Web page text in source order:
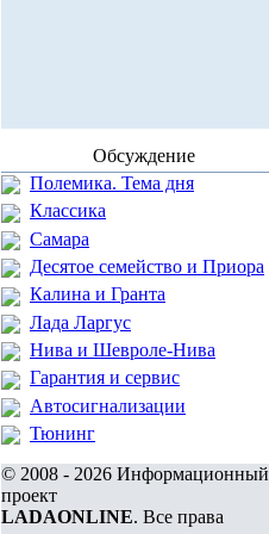
Обсуждение
Полемика. Тема дня
Классика
Самара
Десятое семейство и Приора
Калина и Гранта
Лада Ларгус
Нива и Шевроле-Нива
Гарантия и сервис
Автосигнализации
Тюнинг
© 2008 - 2026 Информационный
проект
LADAONLINE. Все права